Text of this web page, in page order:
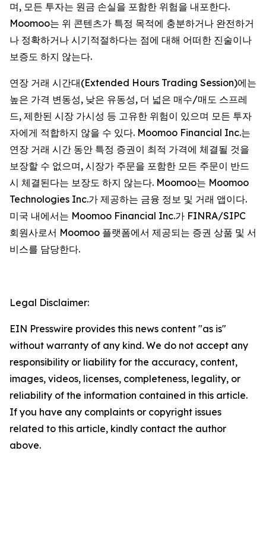
며, 모든 투자는 원금 손실을 포함한 위험을 내포한다.
Moomoo는 위 콘텐츠가 특정 목적에 충분하거나 완전하거
나 정확하거나 시기적절하다는 점에 대해 어떠한 진술이나
보증도 하지 않는다.
연장 거래 시간대(Extended Hours Trading Session)에는
높은 가격 변동성, 낮은 유동성, 더 넓은 매수/매도 스프레
드, 제한된 시장 가시성 등 고유한 위험이 있으며 모든 투자
자에게 적합하지 않을 수 있다. Moomoo Financial Inc.는
연장 거래 시간 동안 특정 증권이 최적 가격에 체결될 것을
보장할 수 없으며, 시장가 주문을 포함한 모든 주문이 반드
시 체결된다는 보장도 하지 않는다. Moomoo는 Moomoo
Technologies Inc.가 제공하는 금융 정보 및 거래 앱이다.
미국 내에서는 Moomoo Financial Inc.가 FINRA/SIPC
회원사로서 Moomoo 플랫폼에서 제공되는 증권 상품 및 서
비스를 담당한다.
Legal Disclaimer:
EIN Presswire provides this news content "as is"
without warranty of any kind. We do not accept any
responsibility or liability for the accuracy, content,
images, videos, licenses, completeness, legality, or
reliability of the information contained in this article.
If you have any complaints or copyright issues
related to this article, kindly contact the author
above.